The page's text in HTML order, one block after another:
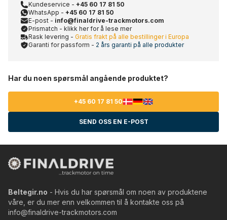
Kundeservice - +45 60 17 81 50
WhatsApp - +45 60 17 81 50
E-post - info@finaldrive-trackmotors.com
Prismatch - klikk her for å lese mer
Rask levering - Gratis frakt på alle bestillinger i Europa
Garanti for passform - 2 års garanti på alle produkter
Har du noen spørsmål angående produktet?
+45 60 17 81 50
SEND OSS EN E-POST
Beltegir.no - Hvis du har spørsmål om noen av produktene
våre, er du mer enn velkommen til å kontakte oss på
info@finaldrive-trackmotors.com